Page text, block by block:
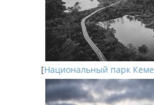
[Национальный парк